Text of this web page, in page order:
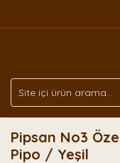
Pipsan No3
Pipo / Yeşil